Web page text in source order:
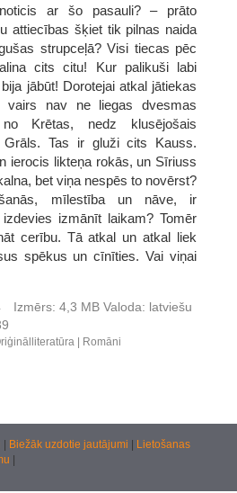
ar šo pasauli? – prāto
attiecības šķiet tik pilnas naida
strupceļā? Visi tiecas pēc
cits citu! Kur palikuši labi
jābūt! Dorotejai atkal jātiekas
nav ne liegas dvesmas
Krētas, nedz klusējošais
Grāls. Tas ir gluži cits Kauss.
ierocis likteņa rokās, un Sīriuss
bet viņa nespēs to novērst?
mīlestība un nāve, ir
izmānīt laikam? Tomēr
cerību. Tā atkal un atkal liek
spēkus un cīnīties. Vai viņai
Izmērs: 4,3 MB Valoda: latviešu
Romāni
Biežāk uzdotie jautājumi
Lietošanas